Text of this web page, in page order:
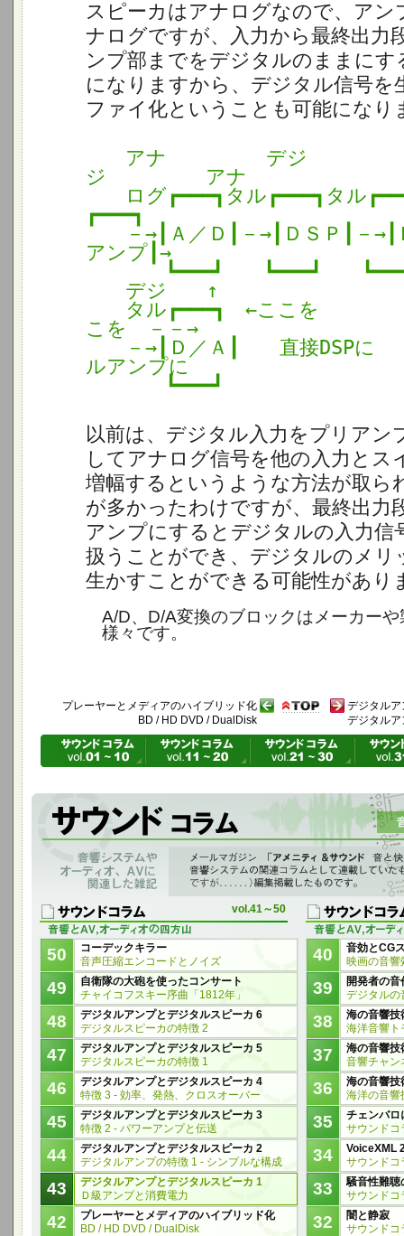
スピーカはアナログなので、アン
ナログですが、入力から最終出力
ンプ部までをデジタルのままにす
になりますから、デジタル信号を
ファイ化ということも可能になり
アナ デジ
ジ アナ
ログ┏━━━┓タル┏━━━┓タル
┏━━━┓
－→┃Ａ／Ｄ┃－→┃ＤＳＰ┃－→┃
アンプ┃→
┗━━━┛ ┗━━━┛
デジ ↑
タル┏━━━┓ ←ここを
こを －－→
－→┃Ｄ／Ａ┃ 直接DSP
ルアンプに
┗━━━┛
以前は、デジタル入力をプリアン
してアナログ信号を他の入力とス
増幅するというような方法が取ら
が多かったわけですが、最終出力
アンプにするとデジタルの入力信
扱うことができ、デジタルのメリ
生かすことができる可能性があり
A/D、D/A変換のブロックはメーカー
様々です。
プレーヤーとメディアのハイブリッド化
BD / HD DVD / DualDisk
デジタル
デジタル
音響システムやオーディオ、AVに関連した雑記
「アメニティ＆サウンド音と快適の空間へ」 vol.12～vol.64に 音響システ
ものを編集掲載したものです。
vol.41～50
50
コーデックキラー
音声圧縮エンコードとノイズ
49
自衛隊の大砲を使ったコンサート
チャイコフスキー序曲「1812年」
48
デジタルアンプとデジタルスピーカ 6
デジタルスピーカの特徴 2
47
デジタルアンプとデジタルスピーカ 5
デジタルスピーカの特徴 1
46
デジタルアンプとデジタルスピーカ 4
特徴 3 - 効率、発熱、クロスオーバー
45
デジタルアンプとデジタルスピーカ 3
特徴 2 - パワーアンプと伝送
44
デジタルアンプとデジタルスピーカ 2
デジタルアンプの特徴 1 - シンプルな構成
43
デジタルアンプとデジタルスピーカ 1
Ｄ級アンプと消費電力
42
プレーヤーとメディアのハイブリッド化
BD / HD DVD / DualDisk
40
音効とCG
映画の音響
39
開発者の
デジタルの
38
海の音響技
海洋音響ト
37
海の音響技
音響チャン
36
海の音響技
海洋の音響
35
チェンバロ
サウンドコ
34
VoiceXML
サウンドコ
33
騒音性難聴
サウンドコ
32
闇と静寂
サウンドコ